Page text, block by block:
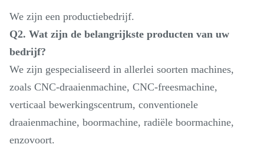
We zijn een productiebedrijf.
Q2. Wat zijn de belangrijkste producten van uw
bedrijf?
We zijn gespecialiseerd in allerlei soorten machines,
zoals CNC-draaienmachine, CNC-freesmachine,
verticaal bewerkingscentrum, conventionele
draaienmachine, boormachine, radiële boormachine,
enzovoort.